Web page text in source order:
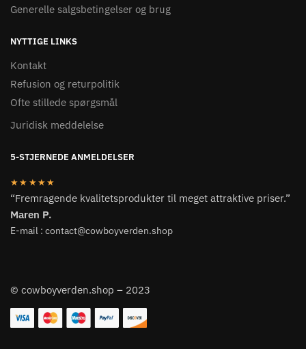
Generelle salgsbetingelser og brug
NYTTIGE LINKS
Kontakt
Refusion og returpolitik
Ofte stillede spørgsmål
Juridisk meddelelse
5-STJERNEDE ANMELDELSER
★★★★★
“Fremragende kvalitetsprodukter til meget attraktive priser.”
Maren P.
E-mail : contact@cowboyverden.shop
© cowboyverden.shop – 2023